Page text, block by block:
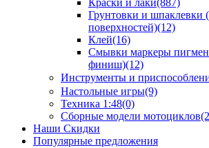
Краски и лаки(887)
Грунтовки и шпаклевки
поверхностей)(12)
Клей(16)
Смывки маркеры
финиш)(12)
Инструменты и
Настольные игры(9)
Техника 1:48(0)
Сборные модели мотоциклов
Наши Скидки
Популярные предложения